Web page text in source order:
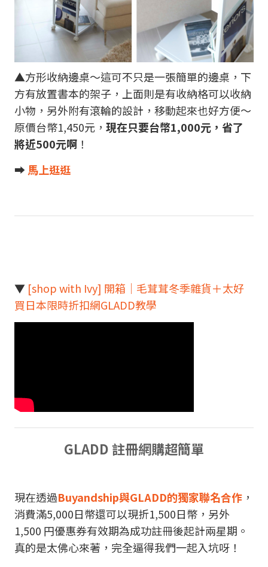
▲方形收納邊桌～這可不只是一張簡單的邊桌，下
方有放置書本的架子，上面則是有收納格可以收納
小物，另外附有滾輪的設計，移動起來也好方便～
原價台幣1,450元， 現在只要台幣1,000元，省了
將近500元啊 ！
➡︎ 馬上逛逛
▼ [shop with Ivy] 開箱｜毛茸茸冬季雜貨＋太好
買日本限時折扣網GLADD教學
GLADD 註冊網購超簡單
現在透過Buyandship與GLADD的獨家聯名合作 ，
消費滿5,000日幣還可以現折1,500日幣，另外
1,500 円優惠券有效期為成功註冊後起計兩星期。
真的是太佛心來著，完全逼得我們一起入坑呀！